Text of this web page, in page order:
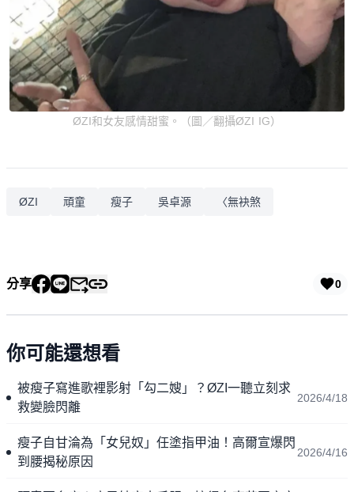
ØZI和女友感情甜蜜。（圖／翻攝ØZI IG）
ØZI 頑童 瘦子 吳卓源 〈無袂煞
分享 0
你可能還想看
被瘦子寫進歌裡影射「勾二嫂」？ØZI一聽立刻求
救變臉閃離
2026/4/18
瘦子自甘淪為「女兒奴」任塗指甲油！高爾宣爆閃
到腰揭秘原因
2026/4/16